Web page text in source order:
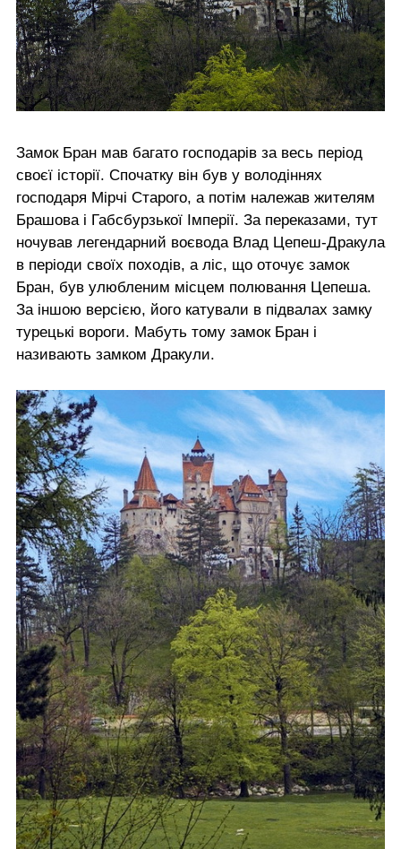
Замок Бран мав багато господарів за весь період
своєї історії. Спочатку він був у володіннях
господаря Мірчі Старого, а потім належав жителям
Брашова і Габсбурзької Імперії. За переказами, тут
ночував легендарний воєвода Влад Цепеш-Дракула
в періоди своїх походів, а ліс, що оточує замок
Бран, був улюбленим місцем полювання Цепеша.
За іншою версією, його катували в підвалах замку
турецькі вороги. Мабуть тому замок Бран і
називають замком Дракули.